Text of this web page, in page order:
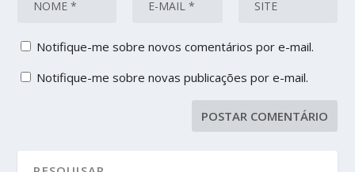
Notifique-me sobre novos comentários por e-mail.
Notifique-me sobre novas publicações por e-mail.